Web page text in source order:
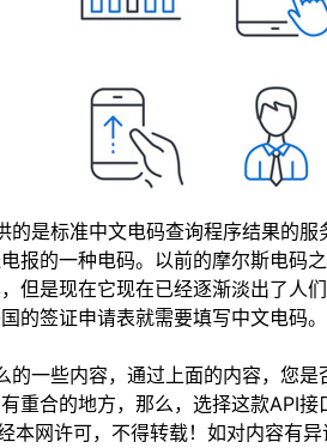
标准中文电码查询程序结果的服
报的一种电码。以前的摩尔斯电码
是现在它现在已经逐渐淡出了人
的签证申请表就需要填写中文电
些内容，通过上面的内容，您是
重合的地方，那么，选择这款API
本网许可，不得转载！如对内容有